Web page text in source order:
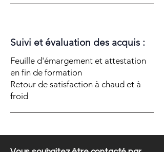
Suivi et évaluation des acquis :
Feuille d'émargement et attestation
en fin de formation
Retour de satisfaction à chaud et à
froid